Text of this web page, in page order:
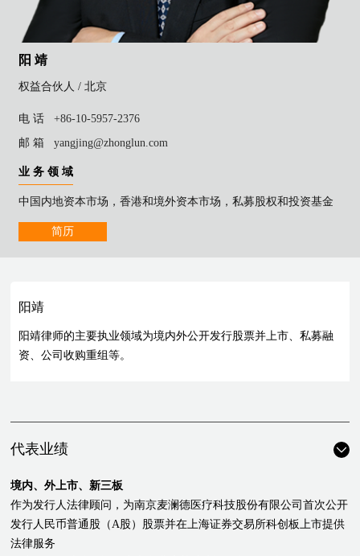
阳 靖
权益合伙人 /北京
电 话
+86-10-5957-2376
邮 箱
yangjing@zhonglun.com
业 务 领 域
中国内地资本市场，香港和境外资本市场，私募股权和投资基金
简历
阳靖
阳靖律师的主要执业领域为境内外公开发行股票并上市、私募融
资、公司收购重组等。
代表业绩
境内、外上市、新三板
作为发行人法律顾问，为南京麦澜德医疗科技股份有限公司首次公开
发行人民币普通股（A股）股票并在上海证券交易所科创板上市提供
法律服务